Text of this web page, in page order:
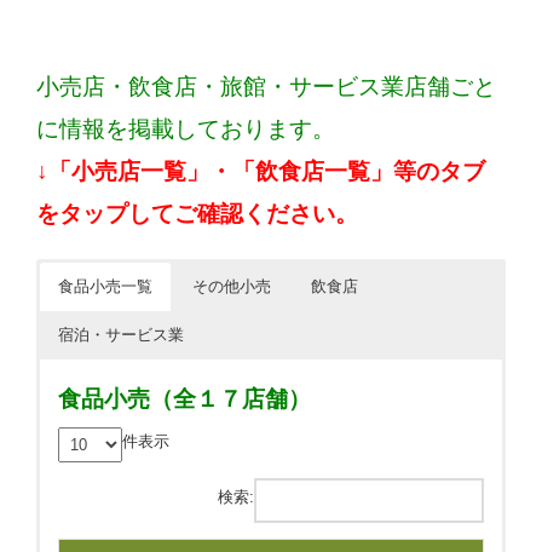
小売店・飲食店・旅館・サービス業店舗ごと
に情報を掲載しております。
↓「小売店一覧」・「飲食店一覧」等のタブ
をタップしてご確認ください。
食品小売一覧 その他小売 飲食店
宿泊・サービス業
食品小売（全１７店舗）
件表示
検索: